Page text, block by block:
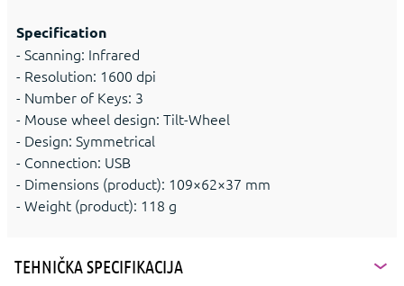
Specification
- Scanning: Infrared
- Resolution: 1600 dpi
- Number of Keys: 3
- Mouse wheel design: Tilt-Wheel
- Design: Symmetrical
- Connection: USB
- Dimensions (product): 109×62×37 mm
- Weight (product): 118 g
TEHNIČKA SPECIFIKACIJA